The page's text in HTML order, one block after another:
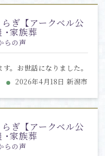
ぎ【アークベル公
･家族葬
らの声
。お世話になりました。
2026年4月18日 新潟市
ぎ【アークベル公
･家族葬
らの声